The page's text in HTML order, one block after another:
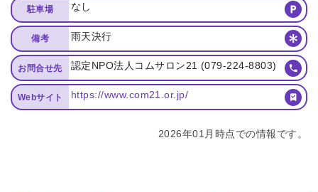
駐車場 なし
備考 雨天決行
お問合せ先 認定NPO法人コムサロン21 (079-224-8803)
Webサイト https://www.com21.or.jp/
2026年01月時点での情報です。